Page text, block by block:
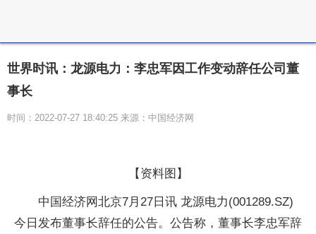
世界时讯：龙源电力：李忠军因工作变动辞任公司董
事长
时间：2022-07-27 18:40:25 来源：中国经济网
【资料图】
中国经济网北京7月27日讯 龙源电力(001289.SZ)
今日发布董事长辞任的公告。公告称，董事长李忠军辞